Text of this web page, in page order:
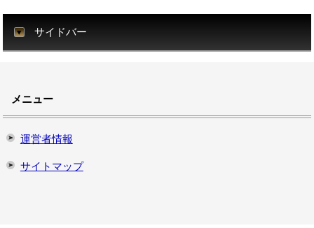
サイドバー
メニュー
運営者情報
サイトマップ